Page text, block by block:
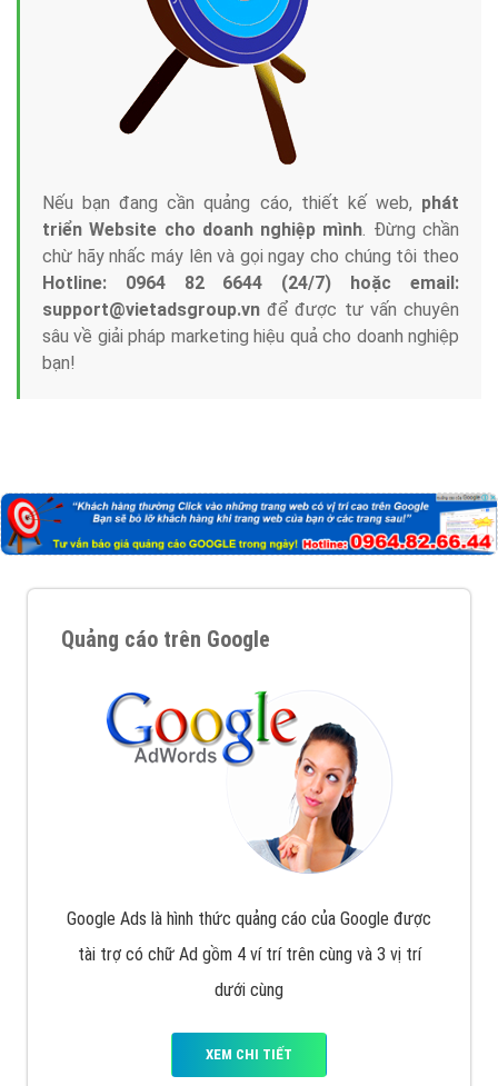
Nếu bạn đang cần quảng cáo, thiết kế web, phát
triển Website cho doanh nghiệp mình. Đừng chần
chừ hãy nhấc máy lên và gọi ngay cho chúng tôi theo
Hotline: 0964 82 6644 (24/7) hoặc email:
support@vietadsgroup.vn để được tư vấn chuyên
sâu về giải pháp marketing hiệu quả cho doanh nghiệp
bạn!
Quảng cáo trên Google
Google Ads là hình thức quảng cáo của Google được
tài trợ có chữ Ad gồm 4 ví trí trên cùng và 3 vị trí
dưới cùng
XEM CHI TIẾT